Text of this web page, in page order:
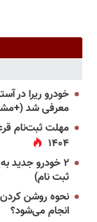
خودرو ریرا در
معرفی شد
مهلت ثبت‌نام
۱۴۰۴
۲ خودرو جدید
ثبت نام)
نحوه روشن
انجام می‌شود؟